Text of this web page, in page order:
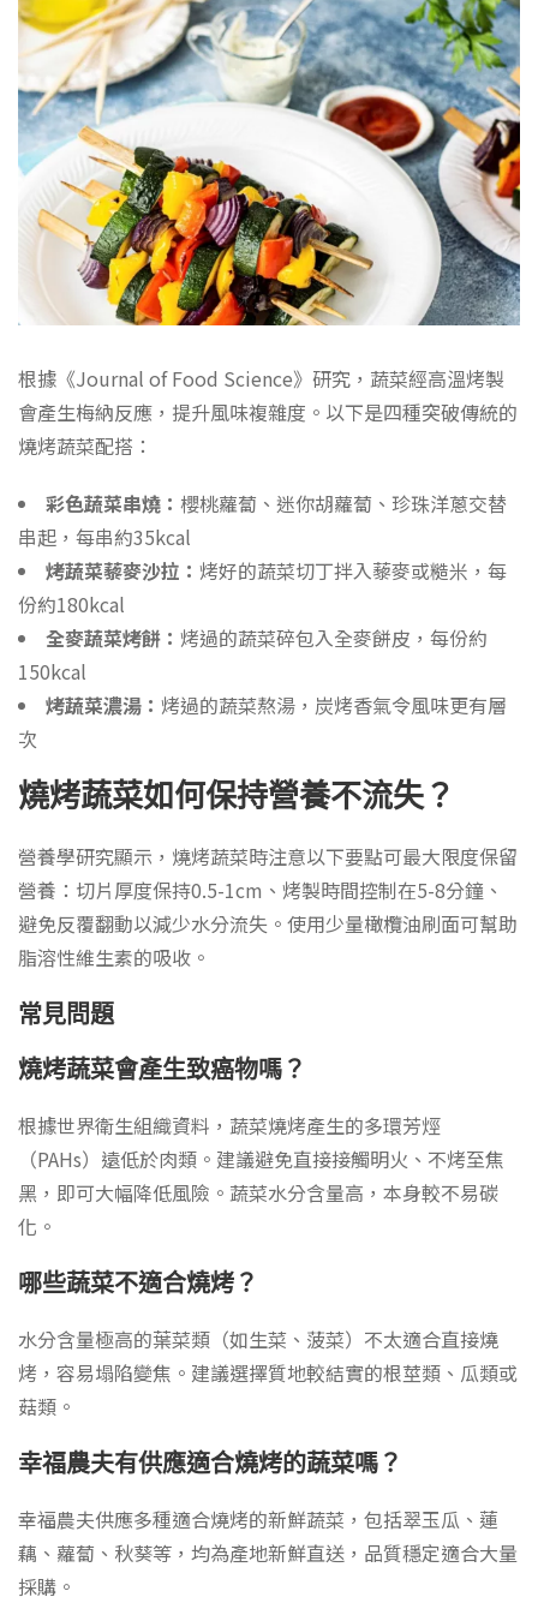
根據《Journal of Food Science》研究，蔬菜經高溫烤製
會產生梅納反應，提升風味複雜度。以下是四種突破傳統的
燒烤蔬菜配搭：
彩色蔬菜串燒： 櫻桃蘿蔔、迷你胡蘿蔔、珍珠洋蔥交替
串起，每串約35kcal
烤蔬菜藜麥沙拉： 烤好的蔬菜切丁拌入藜麥或糙米，每
份約180kcal
全麥蔬菜烤餅： 烤過的蔬菜碎包入全麥餅皮，每份約
150kcal
烤蔬菜濃湯： 烤過的蔬菜熬湯，炭烤香氣令風味更有層
次
燒烤蔬菜如何保持營養不流失？
營養學研究顯示，燒烤蔬菜時注意以下要點可最大限度保留
營養：切片厚度保持0.5-1cm、烤製時間控制在5-8分鐘、
避免反覆翻動以減少水分流失。使用少量橄欖油刷面可幫助
脂溶性維生素的吸收。
常見問題
燒烤蔬菜會產生致癌物嗎？
根據世界衛生組織資料，蔬菜燒烤產生的多環芳烴
（PAHs）遠低於肉類。建議避免直接接觸明火、不烤至焦
黑，即可大幅降低風險。蔬菜水分含量高，本身較不易碳
化。
哪些蔬菜不適合燒烤？
水分含量極高的葉菜類（如生菜、菠菜）不太適合直接燒
烤，容易塌陷變焦。建議選擇質地較結實的根莖類、瓜類或
菇類。
幸福農夫有供應適合燒烤的蔬菜嗎？
幸福農夫供應多種適合燒烤的新鮮蔬菜，包括翠玉瓜、蓮
藕、蘿蔔、秋葵等，均為產地新鮮直送，品質穩定適合大量
採購。